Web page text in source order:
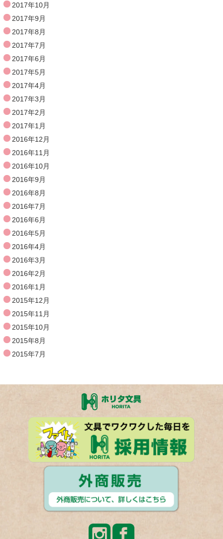
2017年10月
2017年9月
2017年8月
2017年7月
2017年6月
2017年5月
2017年4月
2017年3月
2017年2月
2017年1月
2016年12月
2016年11月
2016年10月
2016年9月
2016年8月
2016年7月
2016年6月
2016年5月
2016年4月
2016年3月
2016年2月
2016年1月
2015年12月
2015年11月
2015年10月
2015年8月
2015年7月